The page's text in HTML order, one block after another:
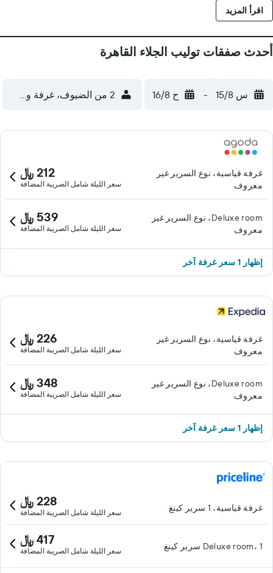
اقرأ المزيد
أحدث صفقات توليب الجلاء القاهرة
س 15/8 - ح 16/8 2 من الضيوف، غرفة واحدة
غرفة قياسية، نوع السرير غير
معروف
212 ﷼
سعر الليلة شامل الصريبة المضافة
Deluxe room، نوع السرير غير
معروف
539 ﷼
سعر الليلة شامل الصريبة المضافة
إظهار 1 سعر غرفة آخر
غرفة قياسية، نوع السرير غير
معروف
226 ﷼
سعر الليلة شامل الصريبة المضافة
Deluxe room، نوع السرير غير
معروف
348 ﷼
سعر الليلة شامل الصريبة المضافة
إظهار 1 سعر غرفة آخر
غرفة قياسية، 1 سرير كينغ 228 ﷼
سعر الليلة شامل الصريبة المضافة
Deluxe room، 1 سرير كينغ 417 ﷼
سعر الليلة شامل الصريبة المضافة